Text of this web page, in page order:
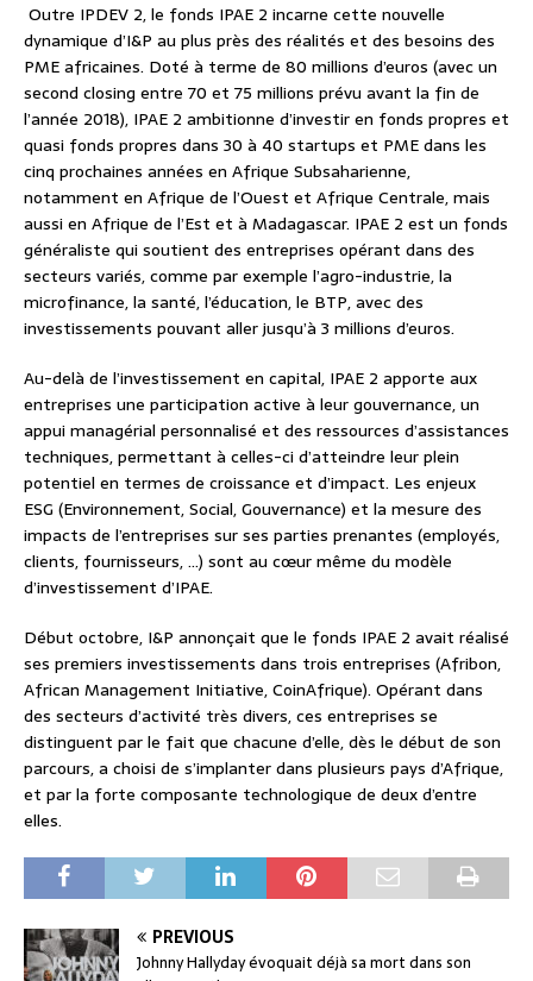
Outre IPDEV 2, le fonds IPAE 2 incarne cette nouvelle
dynamique d’I&P au plus près des réalités et des besoins des
PME africaines. Doté à terme de 80 millions d’euros (avec un
second closing entre 70 et 75 millions prévu avant la fin de
l’année 2018), IPAE 2 ambitionne d’investir en fonds propres et
quasi fonds propres dans 30 à 40 startups et PME dans les
cinq prochaines années en Afrique Subsaharienne,
notamment en Afrique de l’Ouest et Afrique Centrale, mais
aussi en Afrique de l’Est et à Madagascar. IPAE 2 est un fonds
généraliste qui soutient des entreprises opérant dans des
secteurs variés, comme par exemple l’agro-industrie, la
microfinance, la santé, l’éducation, le BTP, avec des
investissements pouvant aller jusqu’à 3 millions d’euros.
Au-delà de l’investissement en capital, IPAE 2 apporte aux
entreprises une participation active à leur gouvernance, un
appui managérial personnalisé et des ressources d’assistances
techniques, permettant à celles-ci d’atteindre leur plein
potentiel en termes de croissance et d’impact. Les enjeux
ESG (Environnement, Social, Gouvernance) et la mesure des
impacts de l’entreprises sur ses parties prenantes (employés,
clients, fournisseurs, …) sont au cœur même du modèle
d’investissement d’IPAE.
Début octobre, I&P annonçait que le fonds IPAE 2 avait réalisé
ses premiers investissements dans trois entreprises (Afribon,
African Management Initiative, CoinAfrique). Opérant dans
des secteurs d’activité très divers, ces entreprises se
distinguent par le fait que chacune d’elle, dès le début de son
parcours, a choisi de s’implanter dans plusieurs pays d’Afrique,
et par la forte composante technologique de deux d’entre
elles.
PREVIOUS
Johnny Hallyday évoquait déjà sa mort dans son